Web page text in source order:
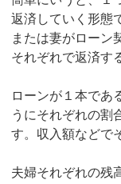
返済していく形態
または妻がローン
それぞれで返済す
ローンが１本であ
うにそれぞれの割
す。収入額などで
夫婦それぞれの残